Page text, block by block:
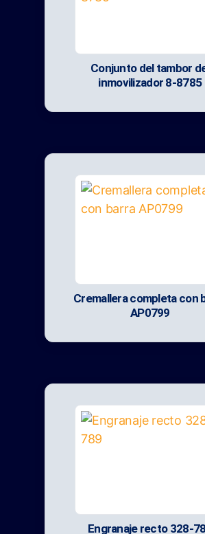
Conjunto del tambor
inmovilizador 8-8785
Cremallera completa con
AP0799
Engranaje recto 328-